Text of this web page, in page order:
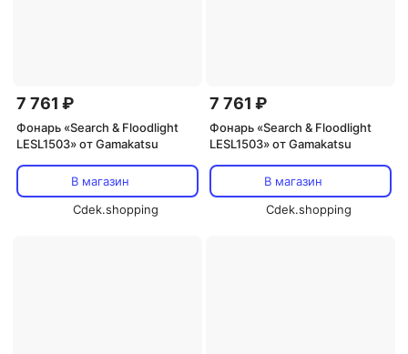
7 761 ₽
Фонарь «Search & Floodlight
LESL1503» от Gamakatsu
В магазин
Cdek.shopping
7 761 ₽
Фонарь «Search & Floodlight
LESL1503» от Gamakatsu
В магазин
Cdek.shopping